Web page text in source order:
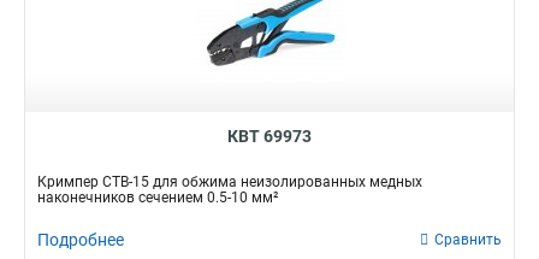
КВТ 69973
Кримпер CTB-15 для обжима неизолированных медных
наконечников сечением 0.5-10 мм²
Подробнее Сравнить